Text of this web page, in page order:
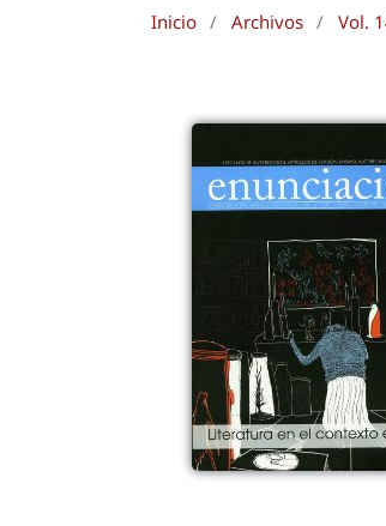
Inicio / Archivos / Vol.